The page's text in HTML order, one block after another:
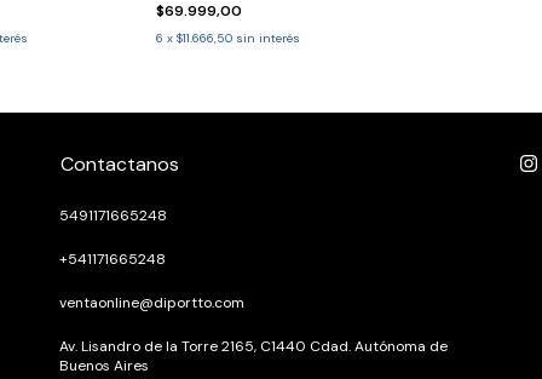
$69.999,00
6 x $11.666,50 sin interés
Contactanos
5491171665248
+541171665248
ventaonline@diportto.com
Av. Lisandro de la Torre 2165, C1440 Cdad. Autónoma de
Buenos Aires